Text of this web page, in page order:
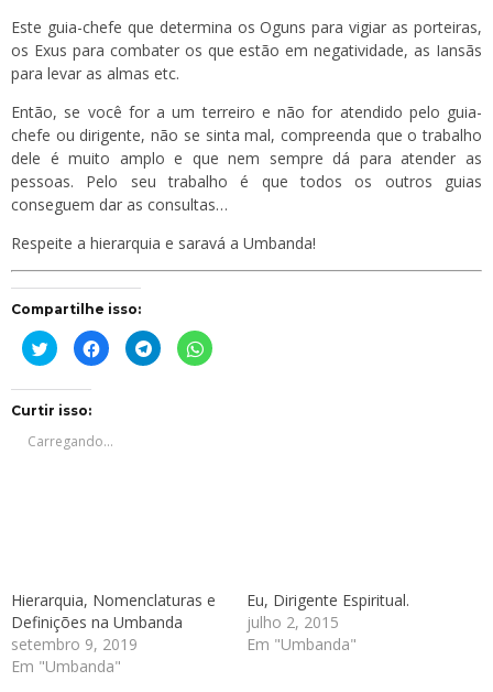
Este guia-chefe que determina os Oguns para vigiar as porteiras,
os Exus para combater os que estão em negatividade, as Iansãs
para levar as almas etc.
Então, se você for a um terreiro e não for atendido pelo guia-
chefe ou dirigente, não se sinta mal, compreenda que o trabalho
dele é muito amplo e que nem sempre dá para atender as
pessoas. Pelo seu trabalho é que todos os outros guias
conseguem dar as consultas…
Respeite a hierarquia e saravá a Umbanda!
Compartilhe isso:
Clique
para
compartilhar
em
janela)
Clique
para
compartilhar
janela)
Clique
para
compartilhar
Clique
para
Curtir isso:
Carregando...
Hierarquia, Nomenclaturas e
Definições na Umbanda
setembro 9, 2019
Em "Umbanda"
Eu, Dirigente Espiritual.
julho 2, 2015
Em "Umbanda"